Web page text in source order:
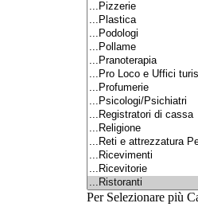
Per Selezionare più